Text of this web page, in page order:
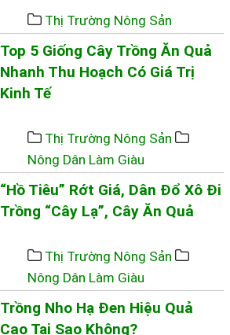
Thị Trường Nông Sản
Top 5 Giống Cây Trồng Ăn Quả
Nhanh Thu Hoạch Có Giá Trị
Kinh Tế
Thị Trường Nông Sản
Nông Dân Làm Giàu
“Hồ Tiêu” Rớt Giá, Dân Đổ Xô Đi
Trồng “cây Lạ”, Cây Ăn Quả
Thị Trường Nông Sản
Nông Dân Làm Giàu
Trồng Nho Hạ Đen Hiệu Quả
Cao Tại Sao Không?